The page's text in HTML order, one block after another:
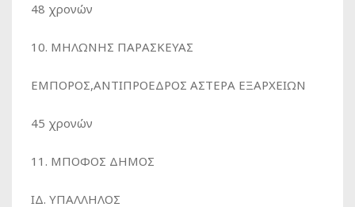
48 χρονών
10. ΜΗΛΩΝΗΣ ΠΑΡΑΣΚΕΥΑΣ
ΕΜΠΟΡΟΣ,ΑΝΤΙΠΡΟΕΔΡΟΣ ΑΣΤΕΡΑ ΕΞΑΡΧΕΙΩΝ
45 χρονών
11. ΜΠΟΦΟΣ ΔΗΜΟΣ
ΙΔ. ΥΠΑΛΛΗΛΟΣ